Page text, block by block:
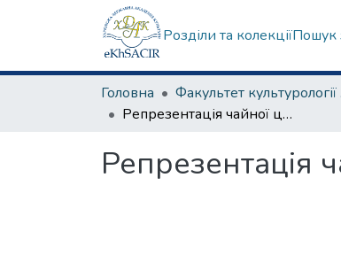
Розділи та колекціїПошук
Головна
Репрезентація чайної церемонії в японській гравюрі
Репрезентація